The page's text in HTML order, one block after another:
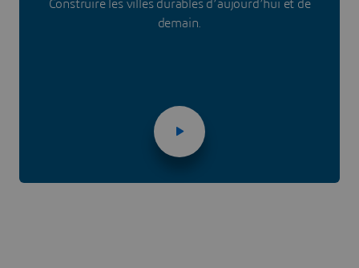
Construire les villes durables d’aujourd’hui et de
demain.